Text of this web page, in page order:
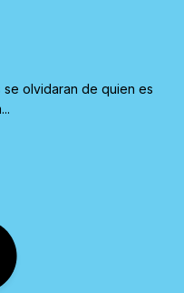
olvidaran de quien es